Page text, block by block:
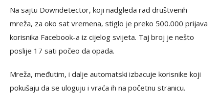
Na sajtu Downdetector, koji nadgleda rad društvenih
mreža, za oko sat vremena, stiglo je preko 500.000 prijava
korisnika Facebook-a iz cijelog svijeta. Taj broj je nešto
poslije 17 sati počeo da opada.
Mreža, međutim, i dalje automatski izbacuje korisnike koji
pokušaju da se uloguju i vraća ih na početnu stranicu.